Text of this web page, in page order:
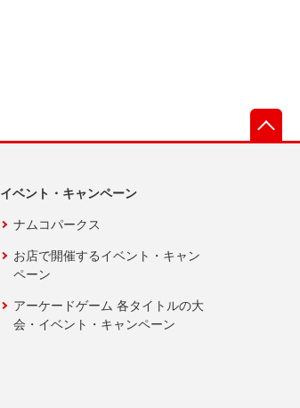
イベント・キャンペーン
ナムコパークス
お店で開催するイベント・キャン
ペーン
アーケードゲーム 各タイトルの大
会・イベント・キャンペーン